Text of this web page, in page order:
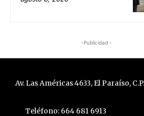
-Publicidad -
Av. Las Américas 4633, El Paraíso,
Teléfono: 664 681 6913